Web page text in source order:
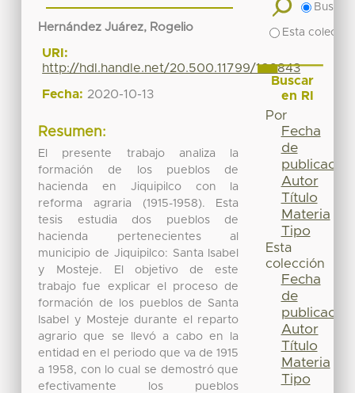
Hernández Juárez, Rogelio
URI:
http://hdl.handle.net/20.500.11799/109843
Fecha: 2020-10-13
Resumen:
El presente trabajo analiza la
formación de los pueblos de
hacienda en Jiquipilco con la
reforma agraria (1915-1958). Esta
tesis estudia dos pueblos de
hacienda pertenecientes al
municipio de Jiquipilco: Santa Isabel
y Mosteje. El objetivo de este
trabajo fue explicar el proceso de
formación de los pueblos de Santa
Isabel y Mosteje durante el reparto
agrario que se llevó a cabo en la
entidad en el periodo que va de 1915
a 1958, con lo cual se demostró que
efectivamente los pueblos
Buscar
Esta
Buscar
en RI
Por
Fecha
de
publicación
Autor
Título
Materia
Tipo
Esta
colección
Fecha
de
publicación
Autor
Título
Materia
Tipo